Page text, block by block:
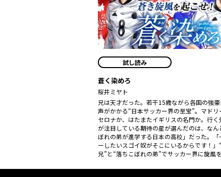
試し読み
蒼く染めろ
桜井ミヤト
兄は天才だった。若干15歳ながら各国の強
声がかかる“日本サッカー界の至宝”。マドリ
セロナか、はたまたイギリスの名門か。行く
が注目している期待の星が選んだのは、なん
ぼれの弟が進学する日本の高校」だった。「
ーしたいスゴイ奴がそこにいるからです！」
兄”と“落ちこぼれの弟”でサッカー界に旋風